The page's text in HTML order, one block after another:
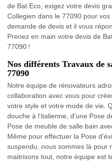
de Bat Eco, exigez votre devis
Collegien dans le 77090 pour
demande de devis et il vous
Prenez en main votre devis de
77090 !
Nos différents Travaux de
77090
Notre équipe de rénovateurs
collaboration avec vous pour
votre style et votre mode de vie.
douche à l'italienne, d'une Pose
Pose de meuble de salle bain
Même pour effectuer la Pose
suspendu, nous sommes là pour
maitrisons tout, notre équipe est